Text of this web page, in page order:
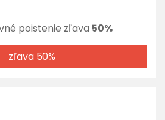
poistenie zľava 50%
zľava 50%